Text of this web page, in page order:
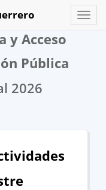
Toggle
y Acceso
Pública
2026